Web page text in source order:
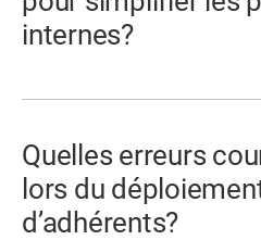
internes?
Quelles erreurs
lors du
d’adhérents?